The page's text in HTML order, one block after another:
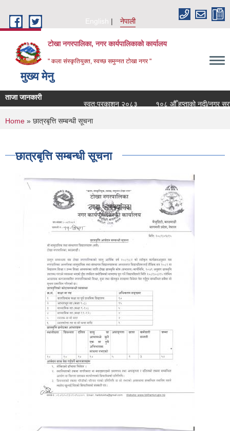
English
नेपाली
टोखा नगरपालिका, नगर कार्यपालिकाको कार्यालय
" कला संस्कृतियुक्त, स्वच्छ समुन्‍नत टोखा नगर "
मुख्य मेनु
ताजा जानकारी
स्वत:प्रकाशन २०८३
१०८ औँ हप्ताको नदी/नगर
You are here
Home » छात्रबृत्ति सम्बन्धी सूचना
छात्रबृत्ति सम्बन्धी सूचना